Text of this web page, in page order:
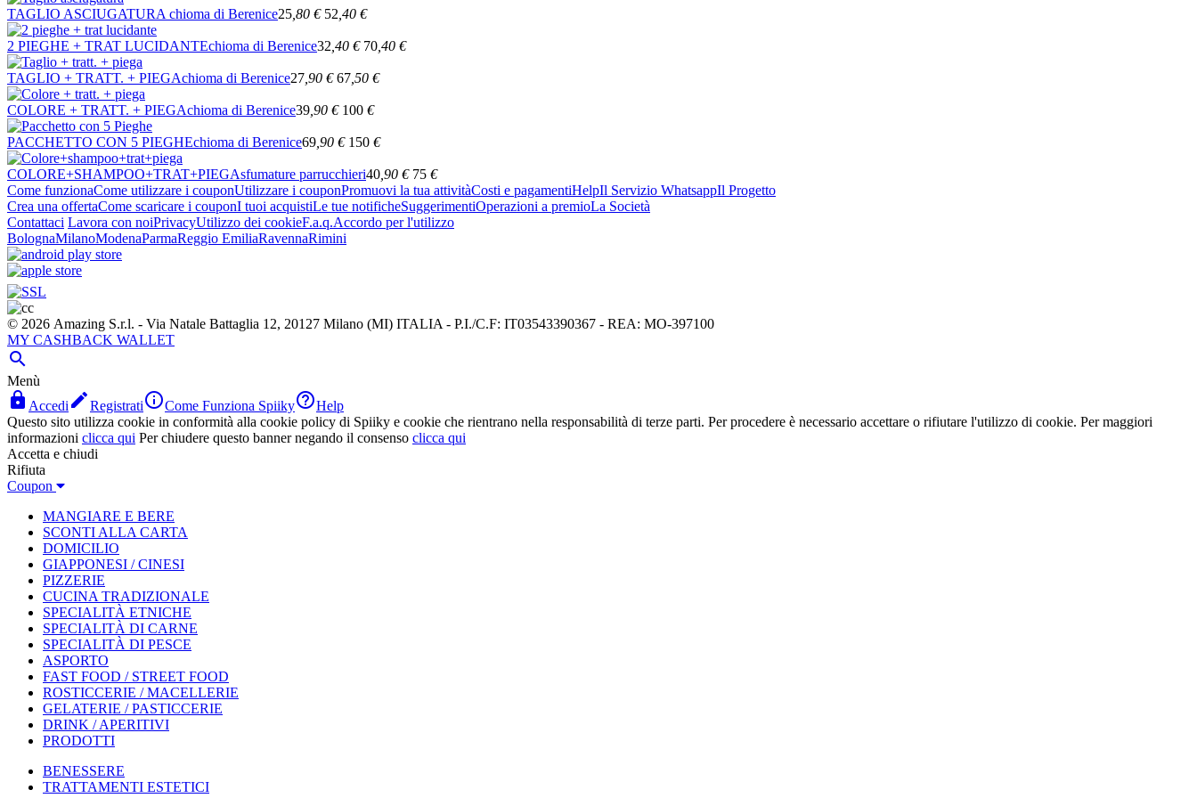
TAGLIO ASCIUGATURA chioma di Berenice25 ,80 € 52 ,40 €
2 PIEGHE + TRAT LUCIDANTEchioma di Berenice32 ,40 € 70 ,40 €
TAGLIO + TRATT. + PIEGAchioma di Berenice27 ,90 € 67 ,50 €
COLORE + TRATT. + PIEGAchioma di Berenice39 ,90 € 100 €
PACCHETTO CON 5 PIEGHEchioma di Berenice69 ,90 € 150 €
COLORE+SHAMPOO+TRAT+PIEGAsfumature parrucchieri40 ,90 € 75 €
Come funzionaCome utilizzare i couponUtilizzare i couponPromuovi la tua attivitàCosti e pagamentiHelpIl Servizio WhatsappIl Progetto
Crea una offertaCome scaricare i couponI tuoi acquistiLe tue notificheSuggerimentiOperazioni a premioLa Società
Contattaci Lavora con noiPrivacyUtilizzo dei cookieF.a.q.Accordo per l'utilizzo
BolognaMilanoModenaParmaReggio EmiliaRavennaRimini
© 2026 Amazing S.r.l. - Via Natale Battaglia 12, 20127 Milano (MI) ITALIA - P.I./C.F: IT03543390367 - REA: MO-397100
MY CASHBACK WALLET

Menù
 Accedi RegistratiCome Funziona SpiikyHelp
Questo sito utilizza cookie in conformità alla cookie policy di Spiiky e cookie che rientrano nella responsabilità di terze parti. Per procedere è necessario accettare o rifiutare l'utilizzo di cookie. Per maggiori
informazioni clicca qui Per chiudere questo banner negando il consenso clicca qui
Accetta e chiudi
Rifiuta
Coupon
MANGIARE E BERE
SCONTI ALLA CARTA
DOMICILIO
GIAPPONESI / CINESI
PIZZERIE
CUCINA TRADIZIONALE
SPECIALITÀ ETNICHE
SPECIALITÀ DI CARNE
SPECIALITÀ DI PESCE
ASPORTO
FAST FOOD / STREET FOOD
ROSTICCERIE / MACELLERIE
GELATERIE / PASTICCERIE
DRINK / APERITIVI
PRODOTTI
BENESSERE
TRATTAMENTI ESTETICI